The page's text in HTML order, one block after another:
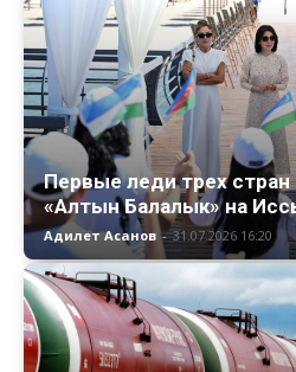
Первые леди трех стран
«Алтын Балалык» на
Адилет Асанов - 31.07.2026 16:20